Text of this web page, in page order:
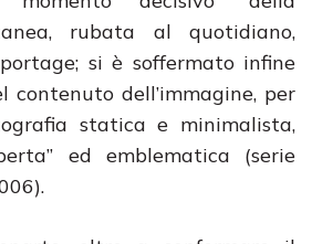
rubata al quotidiano,
si è soffermato infine
contenuto dell’immagine, per
statica e minimalista,
ed emblematica (serie